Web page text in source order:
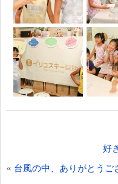
稿
好
« 台風の中、ありがとうご